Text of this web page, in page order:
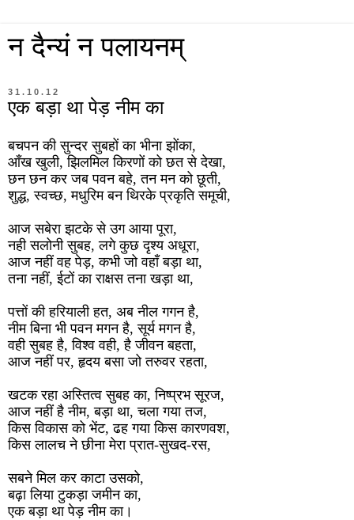
न दैन्यं न पलायनम्
31.10.12
एक बड़ा था पेड़ नीम का
बचपन की सुन्दर सुबहों का भीना झोंका,
आँख खुली, झिलमिल किरणों को छत से देखा,
छन छन कर जब पवन बहे, तन मन को छूती,
शुद्ध, स्वच्छ, मधुरिम बन थिरके प्रकृति समूची,
आज सबेरा झटके से उग आया पूरा,
नही सलोनी सुबह, लगे कुछ दृश्य अधूरा,
आज नहीं वह पेड़, कभी जो वहाँ बड़ा था,
तना नहीं, ईटों का राक्षस तना खड़ा था,
पत्तों की हरियाली हत, अब नील गगन है,
नीम बिना भी पवन मगन है, सूर्य मगन है,
वही सुबह है, विश्व वही, है जीवन बहता,
आज नहीं पर, हृदय बसा जो तरुवर रहता,
खटक रहा अस्तित्व सुबह का, निष्प्रभ सूरज,
आज नहीं है नीम, बड़ा था, चला गया तज,
किस विकास को भेंट, ढह गया किस कारणवश,
किस लालच ने छीना मेरा प्रात-सुखद-रस,
सबने मिल कर काटा उसको,
बढ़ा लिया टुकड़ा जमीन का,
एक बड़ा था पेड़ नीम का।